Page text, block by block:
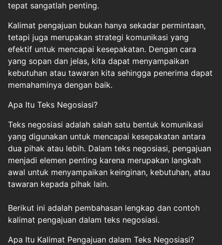
tepat sangatlah penting.
Kalimat pengajuan bukan hanya sekadar permintaan,
tetapi juga merupakan strategi komunikasi yang
efektif untuk mencapai kesepakatan. Dengan cara
yang sopan dan jelas, kita dapat menyampaikan
kebutuhan atau tawaran kita sehingga penerima dapat
memahaminya dengan baik.
Apa Itu Teks Negosiasi?
Teks negosiasi adalah salah satu bentuk komunikasi
yang digunakan untuk mencapai kesepakatan antara
dua pihak atau lebih. Dalam teks negosiasi, pengajuan
menjadi elemen penting karena merupakan langkah
awal untuk menyampaikan keinginan, kebutuhan, atau
tawaran kepada pihak lain.
Berikut ini adalah pembahasan lengkap dan contoh
kalimat pengajuan dalam teks negosiasi.
Apa Itu Kalimat Pengajuan dalam Teks Negosiasi?